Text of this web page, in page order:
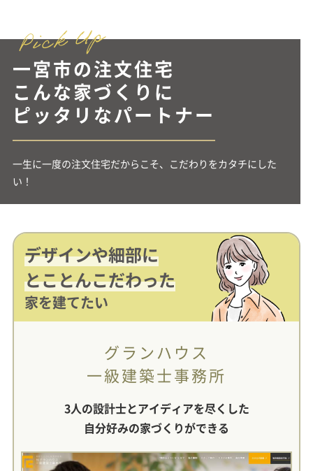
一宮市の注文住宅
こんな家づくりに
ピッタリなパートナー
一生に一度の注文住宅だからこそ、こだわりをカタチにした
い！
デザインや細部に
とことんこだわった
家を建てたい
グランハウス
一級建築士事務所
3人の設計士とアイディアを尽くした
自分好みの家づくりができる